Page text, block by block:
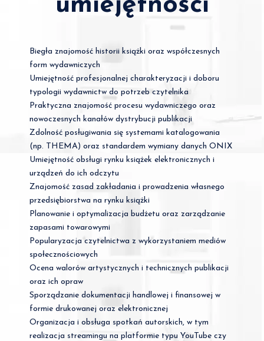
Biegła znajomość historii książki oraz współczesnych
form wydawniczych
Umiejętność profesjonalnej charakteryzacji i doboru
typologii wydawnictw do potrzeb czytelnika
Praktyczna znajomość procesu wydawniczego oraz
nowoczesnych kanałów dystrybucji publikacji
Zdolność posługiwania się systemami katalogowania
(np. THEMA) oraz standardem wymiany danych ONIX
Umiejętność obsługi rynku książek elektronicznych i
urządzeń do ich odczytu
Znajomość zasad zakładania i prowadzenia własnego
przedsiębiorstwa na rynku książki
Planowanie i optymalizacja budżetu oraz zarządzanie
zapasami towarowymi
Popularyzacja czytelnictwa z wykorzystaniem mediów
społecznościowych
Ocena walorów artystycznych i technicznych publikacji
oraz ich opraw
Sporządzanie dokumentacji handlowej i finansowej w
formie drukowanej oraz elektronicznej
Organizacja i obsługa spotkań autorskich, w tym
realizacja streamingu na platformie typu YouTube czy